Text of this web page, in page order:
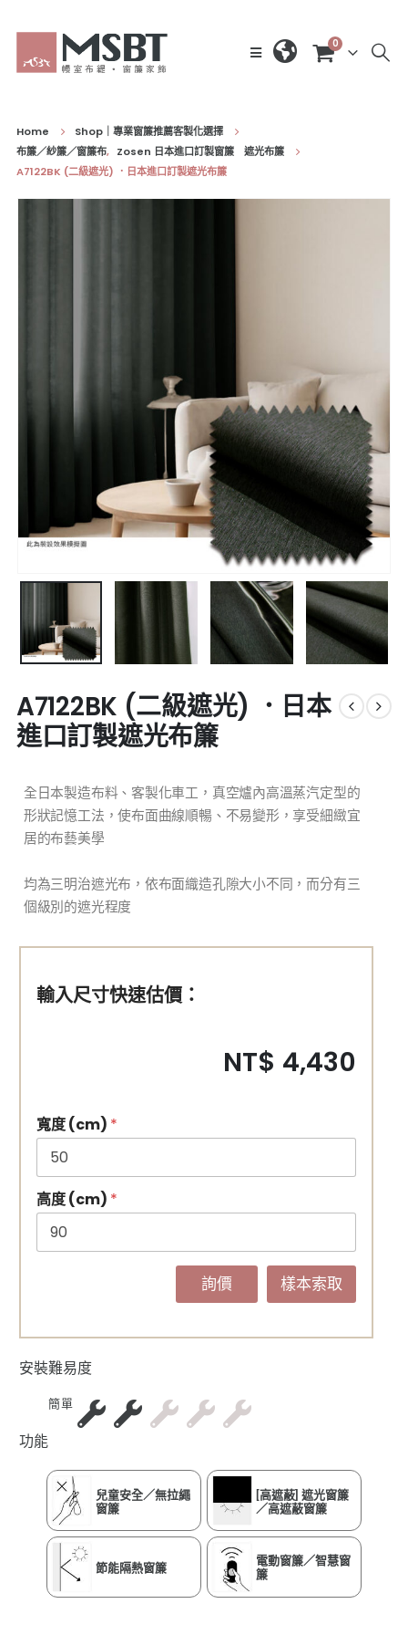
0
Home
Shop｜專業窗簾推薦客製化選擇
布簾／紗簾／窗簾布, Zosen 日本進口訂製窗簾 遮光布簾
A7122BK (二級遮光) ．日本進口訂製遮光布簾
A7122BK (二級遮光) ．日本
進口訂製遮光布簾
全日本製造布料、客製化車工，真空爐內高溫蒸汽定型的
形狀記憶工法，使布面曲線順暢、不易變形，享受細緻宜
居的布藝美學
均為三明治遮光布，依布面織造孔隙大小不同，而分有三
個級別的遮光程度
輸入尺寸快速估價：
NT$ 4,430
寬度 (cm) *
高度 (cm) *
詢價 樣本索取
安裝難易度
簡單
功能
兒童安全／無拉繩
窗簾
[高遮蔽] 遮光窗簾
／高遮蔽窗簾
節能隔熱窗簾
電動窗簾／智慧窗
簾